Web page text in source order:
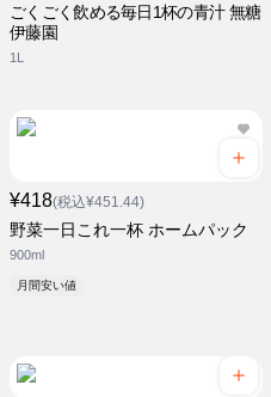
ごくごく飲める毎日1杯の青汁 無糖
伊藤園
1L
¥418(税込¥451.44)
野菜一日これ一杯 ホームパック
900ml
月間安い値